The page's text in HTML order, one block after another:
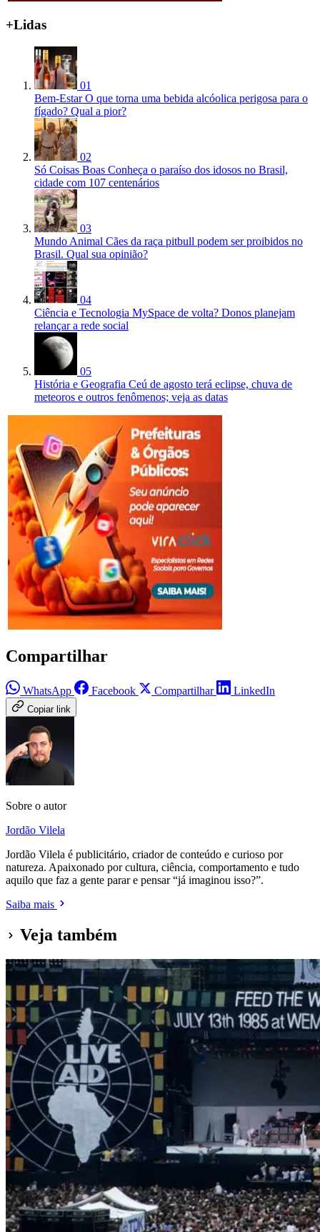
+Lidas
01
Bem-Estar O que torna uma bebida alcóolica perigosa para o
fígado? Qual a pior?
02
Só Coisas Boas Conheça o paraíso dos idosos no Brasil,
cidade com 107 centenários
03
Mundo Animal Cães da raça pitbull podem ser proibidos no
Brasil. Qual sua opinião?
04
Ciência e Tecnologia MySpace de volta? Donos planejam
relançar a rede social
05
História e Geografia Ceú de agosto terá eclipse, chuva de
meteoros e outros fenômenos; veja as datas
Compartilhar
WhatsApp Facebook Compartilhar LinkedIn
Copiar link
Sobre o autor
Jordão Vilela
Jordão Vilela é publicitário, criador de conteúdo e curioso por
natureza. Apaixonado por cultura, ciência, comportamento e tudo
aquilo que faz a gente parar e pensar “já imaginou isso?”.
Saiba mais
Veja também